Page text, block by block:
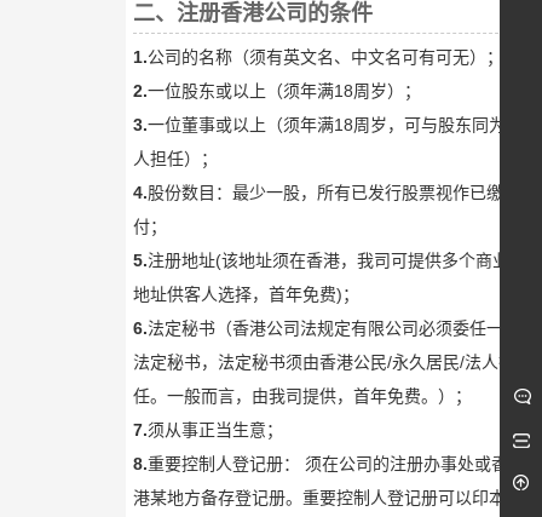
二、注册香港公司的条件
1.公司的名称（须有英文名、中文名可有可无）；
2.一位股东或以上（须年满18周岁）；
3.一位董事或以上（须年满18周岁，可与股东同为一
人担任）；
4.股份数目：最少一股，所有已发行股票视作已缴
付；
5.注册地址(该地址须在香港，我司可提供多个商业
地址供客人选择，首年免费)；
6.法定秘书（香港公司法规定有限公司必须委任一名
法定秘书，法定秘书须由香港公民/永久居民/法人担
任。一般而言，由我司提供，首年免费。）；
7.须从事正当生意；
8.重要控制人登记册： 须在公司的注册办事处或香
港某地方备存登记册。重要控制人登记册可以印本形